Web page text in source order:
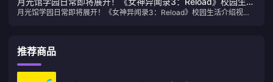
介绍视频公布
月光馆学园日常即将展开！《女神异闻录3：Reload》校园生活介绍视频
推荐商品